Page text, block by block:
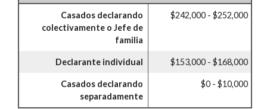
Casados declarando
colectivamente o Jefe de
familia
$242,000 - $252,000
Declarante individual $153,000 - $168,000
Casados declarando
separadamente
$0 - $10,000